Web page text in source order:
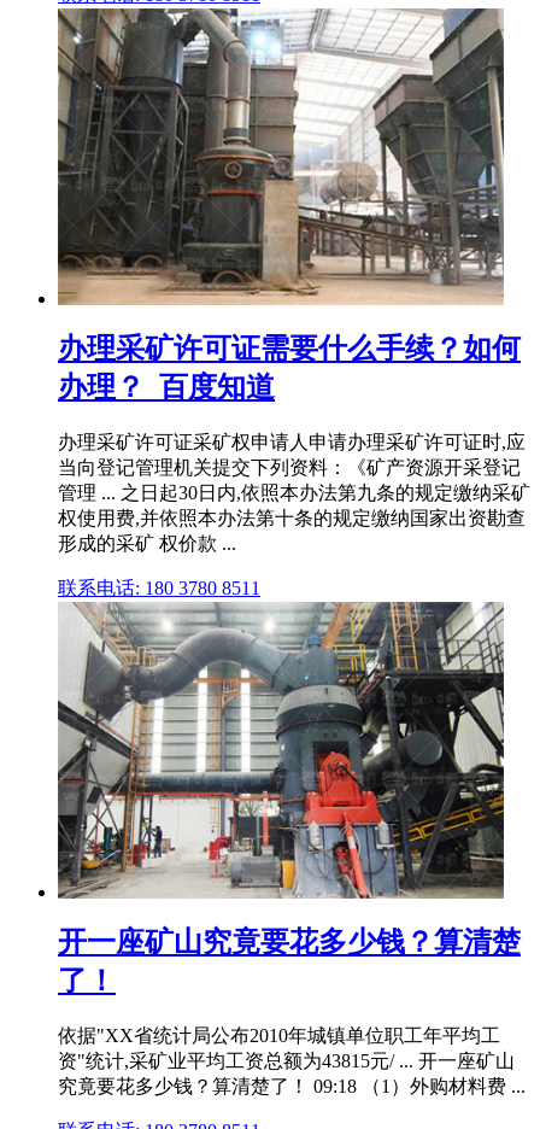
办理采矿许可证需要什么手续？如何
办理？_百度知道
办理采矿许可证采矿权申请人申请办理采矿许可证时,应
当向登记管理机关提交下列资料：《矿产资源开采登记
管理 ... 之日起30日内,依照本办法第九条的规定缴纳采矿
权使用费,并依照本办法第十条的规定缴纳国家出资勘查
形成的采矿 权价款 ...
联系电话: 180 3780 8511
开一座矿山究竟要花多少钱？算清楚
了！
依据"XX省统计局公布2010年城镇单位职工年平均工
资"统计,采矿业平均工资总额为43815元/ ... 开一座矿山
究竟要花多少钱？算清楚了！ 09:18 （1）外购材料费 ...